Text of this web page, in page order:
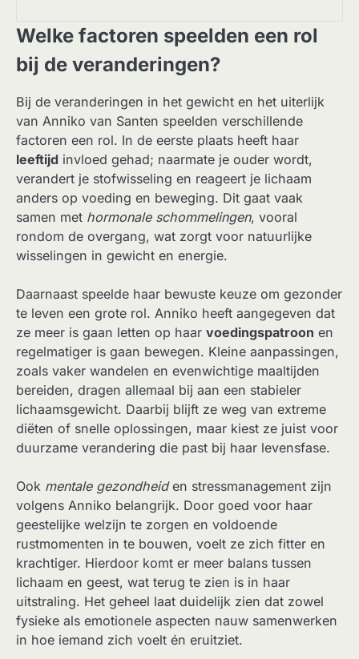
Welke factoren speelden een rol
bij de veranderingen?
Bij de veranderingen in het gewicht en het uiterlijk
van Anniko van Santen speelden verschillende
factoren een rol. In de eerste plaats heeft haar
leeftijd invloed gehad; naarmate je ouder wordt,
verandert je stofwisseling en reageert je lichaam
anders op voeding en beweging. Dit gaat vaak
samen met hormonale schommelingen, vooral
rondom de overgang, wat zorgt voor natuurlijke
wisselingen in gewicht en energie.
Daarnaast speelde haar bewuste keuze om gezonder
te leven een grote rol. Anniko heeft aangegeven dat
ze meer is gaan letten op haar voedingspatroon en
regelmatiger is gaan bewegen. Kleine aanpassingen,
zoals vaker wandelen en evenwichtige maaltijden
bereiden, dragen allemaal bij aan een stabieler
lichaamsgewicht. Daarbij blijft ze weg van extreme
diëten of snelle oplossingen, maar kiest ze juist voor
duurzame verandering die past bij haar levensfase.
Ook mentale gezondheiden stressmanagement zijn
volgens Anniko belangrijk. Door goed voor haar
geestelijke welzijn te zorgen en voldoende
rustmomenten in te bouwen, voelt ze zich fitter en
krachtiger. Hierdoor komt er meer balans tussen
lichaam en geest, wat terug te zien is in haar
uitstraling. Het geheel laat duidelijk zien dat zowel
fysieke als emotionele aspecten nauw samenwerken
in hoe iemand zich voelt én eruitziet.